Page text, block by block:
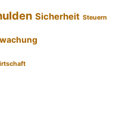
Sicherheit Steuern